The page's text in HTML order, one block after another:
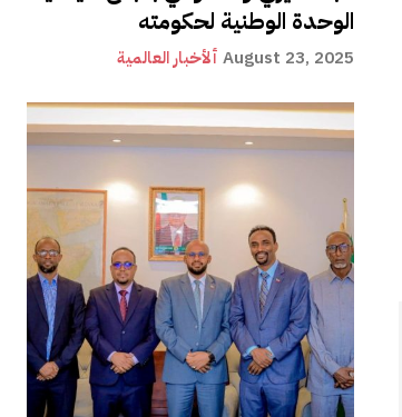
الوحدة الوطنية لحكومته
ألأخبار العالمية August 23, 2025